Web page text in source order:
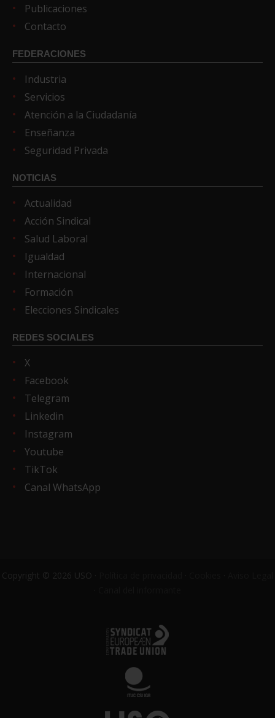
Publicaciones
Contacto
FEDERACIONES
Industria
Servicios
Atención a la Ciudadanía
Enseñanza
Seguridad Privada
NOTICIAS
Actualidad
Acción Sindical
Salud Laboral
Igualdad
Internacional
Formación
Elecciones Sindicales
REDES SOCIALES
X
Facebook
Telegram
Linkedin
Instagram
Youtube
TikTok
Canal WhatsApp
Copyright © 2026 USO ·